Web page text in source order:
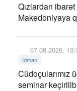
Qızlardan
Makedoniyaya
07.08.2026,
İdman
Cüdoçularımız
seminar keçirilib